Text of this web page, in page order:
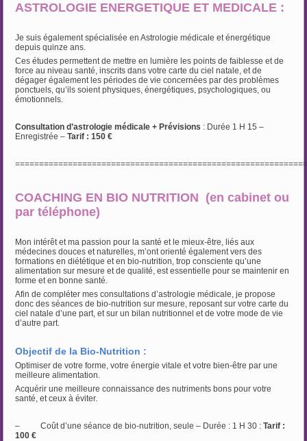
ASTROLOGIE ENERGETIQUE ET MEDICALE :
Je suis également spécialisée en Astrologie médicale et énergétique
depuis quinze ans.
Ces études permettent de mettre en lumière les points de faiblesse et de
force au niveau santé, inscrits dans votre carte du ciel natale, et de
dégager également les périodes de vie concernées par des problèmes
ponctuels, qu’ils soient physiques, énergétiques, psychologiques, ou
émotionnels.
Consultation d’astrologie médicale + Prévisions : Durée 1 H 15 –
Enregistrée –Tarif : 150 €
COACHING EN BIO NUTRITION (en cabinet ou
par téléphone)
Mon intérêt et ma passion pour la santé et le mieux-être, liés aux
médecines douces et naturelles, m’ont orienté également vers des
formations en diététique et en bio-nutrition, trop consciente qu’une
alimentation sur mesure et de qualité, est essentielle pour se maintenir en
forme et en bonne santé.
Afin de compléter mes consultations d’astrologie médicale, je propose
donc des séances de bio-nutrition sur mesure, reposant sur votre carte du
ciel natale d’une part, et sur un bilan nutritionnel et de votre mode de vie
d’autre part.
Objectif de la Bio-Nutrition :
Optimiser de votre forme, votre énergie vitale et votre bien-être par une
meilleure alimentation.
Acquérir une meilleure connaissance des nutriments bons pour votre
santé, et ceux à éviter.
– Coût d’une séance de bio-nutrition, seule – Durée : 1 H 30 :Tarif :
100 €